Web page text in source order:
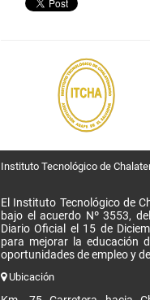
Instituto Tecnológico de
El Instituto Tecnológico de
bajo el acuerdo Nº 3553,
Diario Oficial el 15 de
para mejorar la educación
oportunidades de empleo y
Ubicación